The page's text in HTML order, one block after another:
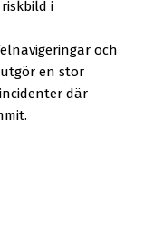
i
och
en stor
där